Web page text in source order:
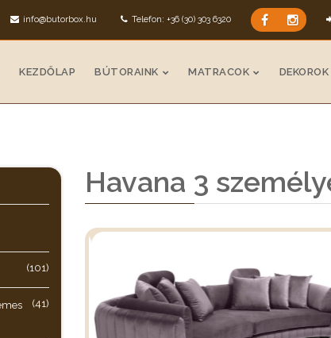
info@butorbox.hu Telefon: +36 (30) 303 6320
KEZDŐLAP BÚTORAINK MATRACOK DEKOROK
Havana 3
(101)
(41)